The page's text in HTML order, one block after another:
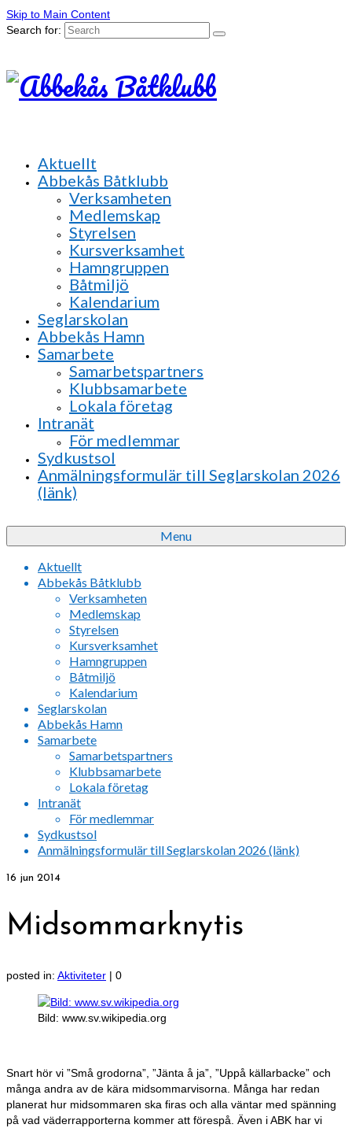
Skip to Main Content
Search for:
Aktuellt
Abbekås Båtklubb
Verksamheten
Medlemskap
Styrelsen
Kursverksamhet
Hamngruppen
Båtmiljö
Kalendarium
Seglarskolan
Abbekås Hamn
Samarbete
Samarbetspartners
Klubbsamarbete
Lokala företag
Intranät
För medlemmar
Sydkustsol
Anmälningsformulär till Seglarskolan 2026
(länk)
Menu
Aktuellt
Abbekås Båtklubb
Verksamheten
Medlemskap
Styrelsen
Kursverksamhet
Hamngruppen
Båtmiljö
Kalendarium
Seglarskolan
Abbekås Hamn
Samarbete
Samarbetspartners
Klubbsamarbete
Lokala företag
Intranät
För medlemmar
Sydkustsol
Anmälningsformulär till Seglarskolan 2026 (länk)
16 jun 2014
Midsommarknytis
posted in: Aktiviteter | 0
Bild: www.sv.wikipedia.org
Snart hör vi ”Små grodorna”, ”Jänta å ja”, ”Uppå källarbacke” och
många andra av de kära midsommarvisorna. Många har redan
planerat hur midsommaren ska firas och alla väntar med spänning
på vad väderrapporterna kommer att förespå. Även i ABK har vi